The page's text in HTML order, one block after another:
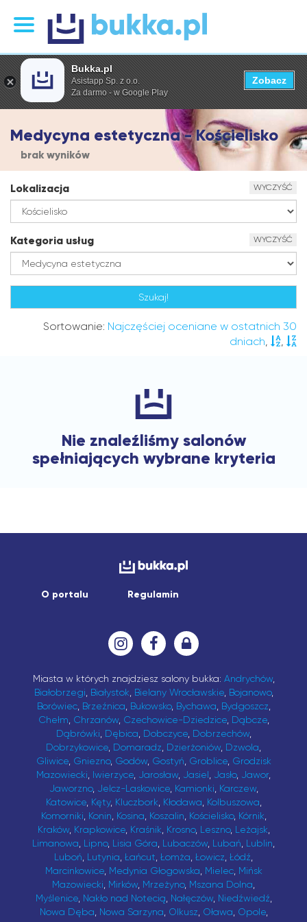
Medycyna estetyczna - Kościelisko
brak wyników
Lokalizacja WYCZYŚĆ
Kategoria usług WYCZYŚĆ
Sortowanie: Najczęściej oceniane w ostatnich 30
dniach, ,
Nie znaleźliśmy salonów
spełniających wybrane kryteria
O portalu Regulamin
Miasta w których znajdziesz salony bukka: Andrychów,
Białobrzegi, Białystok, Bielany Wrocławskie, Bojanowo,
Borówiec, Brzeźnica, Bukowsko, Bychawa, Bydgoszcz,
Chełm, Chrzanów, Czechowice-Dziedzice, Dąbcze,
Dąbrówki, Dębica, Dobczyce, Dobrzechów,
Dobrzykowice, Domaradz, Dzierżoniów, Dzwola,
Gliwice, Gniezno, Godów, Gostyń, Groblice, Grodzisk
Mazowiecki, Iwierzyce, Jarosław, Jasiel, Jasło, Jawor,
Jaworzno, Jelcz-Laskowice, Kamionki, Karczew,
Katowice, Kęty, Kluczbork, Kłodawa, Kolbuszowa,
Komorniki, Konin, Kosina, Koszalin, Kościelisko, Kórnik,
Kraków, Krapkowice, Kraśnik, Krosno, Leszno, Leżajsk,
Limanowa, Lipno, Lisia Góra, Lubaczów, Lubań, Lublin,
Luboń, Lutynia, Łańcut, Łomża, Łowicz, Łódź,
Marcinkowice, Medynia Głogowska, Mielec, Mińsk
Mazowiecki, Mirków, Mrzeżyno, Mszana Dolna,
Myślenice, Nakło nad Notecią, Nałęczów, Niedźwiedź,
Nowa Dęba, Nowa Sarzyna, Olkusz, Oława, Opole,
Bukka.pl
Asistapp Sp. z o.o.
Za darmo - w Google Play
Zobacz